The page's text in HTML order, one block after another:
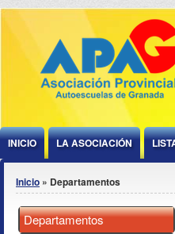
Jump to Content
INICIO LA ASOCIACIÓN
Se encuentra usted aquí
Inicio » Departamentos
Departamentos